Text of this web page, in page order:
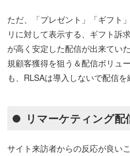
ただ、「プレゼント」「ギフト
リに対して表示する、ギフト訴
が高く安定した配信が出来てい
規顧客獲得を狙う＆配信ボリュ
も、RLSAは導入しないで配信を
リマーケティング配
サイト来訪者からの反応が良い